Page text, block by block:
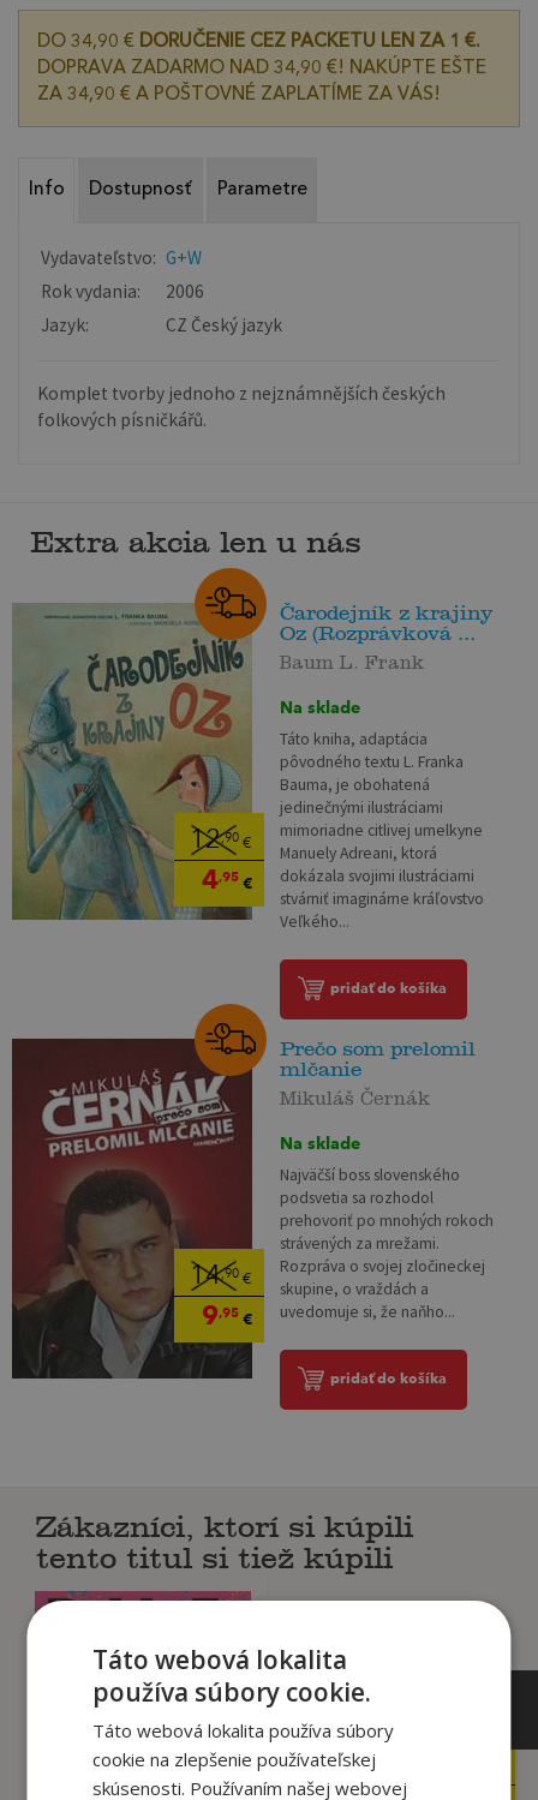
DO 34,90 € DORUČENIE CEZ PACKETU LEN ZA 1 €.
DOPRAVA ZADARMO NAD 34,90 €! NAKÚPTE EŠTE
ZA 34,90 € A POŠTOVNÉ ZAPLATÍME ZA VÁS!
Info Dostupnosť Parametre
Vydavateľstvo: G+W
Rok vydania:
2006
Jazyk:
CZ Český jazyk
Komplet tvorby jednoho z nejznámnějších českých
folkových písničkářů.
Extra akcia len u nás
12,90€
4,95€
Čarodejník z krajiny
Oz (Rozprávková ...
Baum L. Frank
Na sklade
Táto kniha, adaptácia
pôvodného textu L. Franka
Bauma, je obohatená
jedinečnými ilustráciami
mimoriadne citlivej umelkyne
Manuely Adreani, ktorá
dokázala svojimi ilustráciami
stvárniť imaginárne kráľovstvo
Veľkého...
pridať do košíka
14,90€
9,95€
Prečo som prelomil
mlčanie
Mikuláš Černák
Na sklade
Najväčší boss slovenského
podsvetia sa rozhodol
prehovoriť po mnohých rokoch
strávených za mrežami.
Rozpráva o svojej zločineckej
skupine, o vraždách a
uvedomuje si, že naňho...
pridať do košíka
Zákazníci, ktorí si kúpili
tento titul si tiež kúpili
9,99€
Táto webová lokalita
používa súbory cookie.
Táto webová lokalita používa súbory
cookie na zlepšenie používateľskej
skúsenosti. Používaním našej webovej